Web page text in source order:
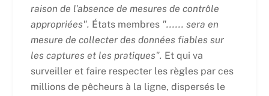
raison de l'absence de mesures de contrôle
appropriées". États membres "...... sera en
mesure de collecter des données fiables sur
les captures et les pratiques". Et qui va
surveiller et faire respecter les règles par ces
millions de pêcheurs à la ligne, dispersés le